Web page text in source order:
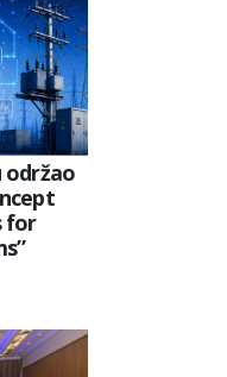
održao
for